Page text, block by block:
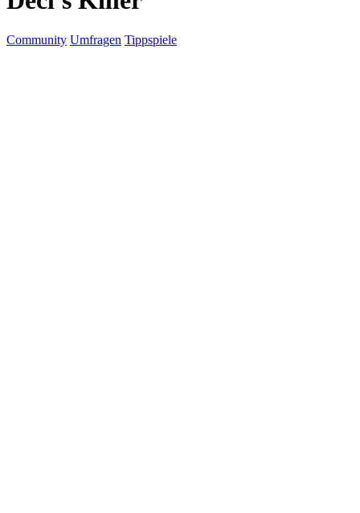
Community Umfragen Tippspiele